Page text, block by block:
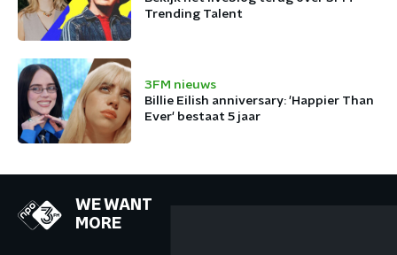
Trending Talent
3FM nieuws
Billie Eilish anniversary: 'Happier Than
Ever' bestaat 5 jaar
WE WANT
MORE